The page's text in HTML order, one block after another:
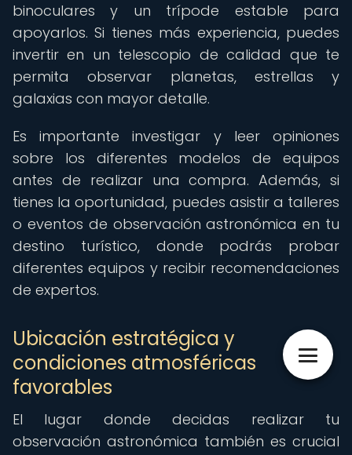
binoculares y un trípode estable para
apoyarlos. Si tienes más experiencia, puedes
invertir en un telescopio de calidad que te
permita observar planetas, estrellas y
galaxias con mayor detalle.
Es importante investigar y leer opiniones
sobre los diferentes modelos de equipos
antes de realizar una compra. Además, si
tienes la oportunidad, puedes asistir a talleres
o eventos de observación astronómica en tu
destino turístico, donde podrás probar
diferentes equipos y recibir recomendaciones
de expertos.
Ubicación estratégica y
condiciones atmosféricas
favorables
El lugar donde decidas realizar tu
observación astronómica también es crucial